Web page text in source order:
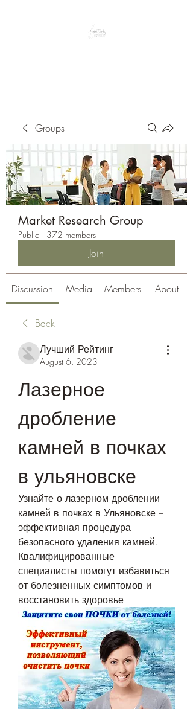
Groups
Market Research Group
Public · 372 members
Join
Discussion Media Members About
Back
Лучший Рейтинг
August 6, 2023
Лазерное
дробление
камней в почках
в ульяновске
Узнайте о лазерном дроблении
камней в почках в Ульяновске –
эффективная процедура
безопасного удаления камней.
Квалифицированные
специалисты помогут избавиться
от болезненных симптомов и
восстановить здоровье.